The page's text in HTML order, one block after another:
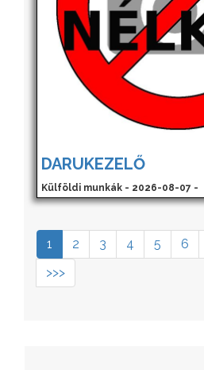
DARUKEZELŐ
Külföldi munkák - 2026-08-07 -
1 2 3 4 5 6
>>>